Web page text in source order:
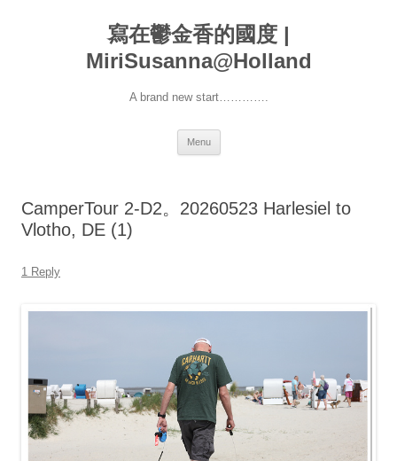
寫在鬱金香的國度 |
MiriSusanna@Holland
A brand new start………….
Menu
CamperTour 2-D2。20260523 Harlesiel to
Vlotho, DE (1)
1 Reply